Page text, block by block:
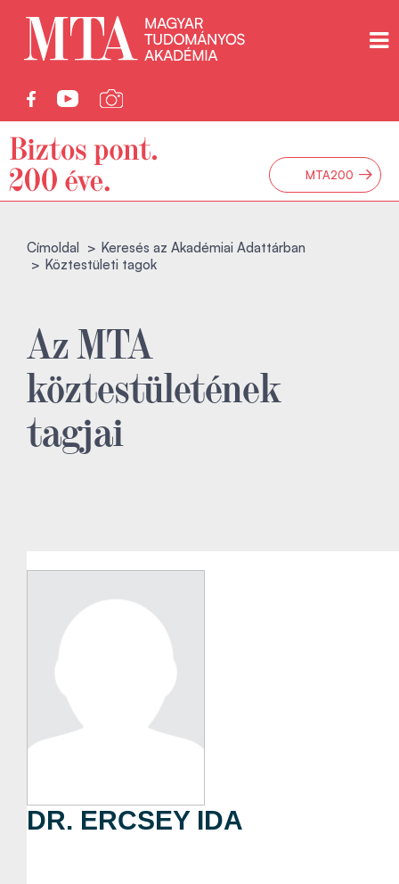
MTA200 →
Címoldal
Keresés az Akadémiai Adattárban
Köztestületi tagok
Az MTA
köztestületének
tagjai
DR. ERCSEY IDA